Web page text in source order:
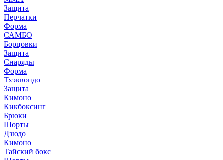
Защита
Перчатки
Форма
САМБО
Борцовки
Защита
Снаряды
Форма
Тхэквондо
Защита
Кимоно
Кикбоксинг
Брюки
Шорты
Дзюдо
Кимоно
Тайский бокс